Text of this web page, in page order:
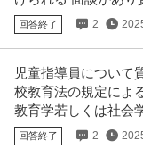
回答終了 2
児童指導員について
校教育法の規定によ
教育学若しくは社会
回答終了 2